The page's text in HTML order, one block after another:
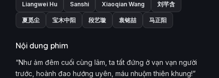
Liangwei Hu Sanshi Xiaoqian Wang 刘芊含
夏觅尘 宝木中阳 段艺璇 袁铭喆 马正阳
Nội dung phim
“Như ảm đêm cuối cùng lâm, ta tất đứng ở vạn vạn người
trước, hoành đao hướng uyên, máu nhuộm thiên khung!”